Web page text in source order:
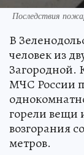
Последствия
В
человек из
Загородной.
МЧС России
горели вещи
возгорания
метров.